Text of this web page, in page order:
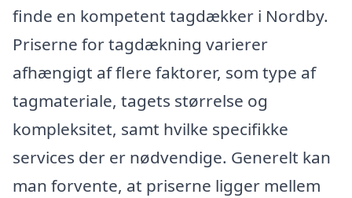
finde en kompetent tagdækker i Nordby.
Priserne for tagdækning varierer
afhængigt af flere faktorer, som type af
tagmateriale, tagets størrelse og
kompleksitet, samt hvilke specifikke
services der er nødvendige. Generelt kan
man forvente, at priserne ligger mellem